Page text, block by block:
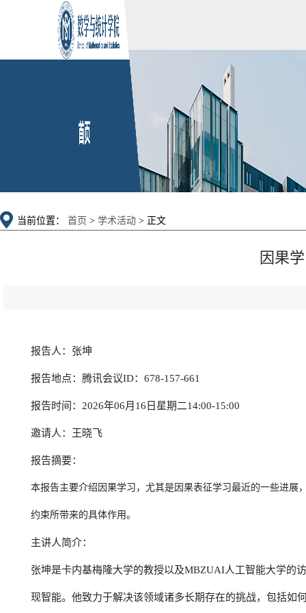
当前位置： 首页 > 学术活动 > 正文
因果
报告人：张坤
报告地点：腾讯会议ID：678-157-661
报告时间：2026年06月16日星期二14:00-15:00
邀请人：王晓飞
报告摘要：
本报告主要介绍因果学习，尤其是因果表征学习最近的一些进
约束所带来的具体作用。
主讲人简介：
张坤是卡内基梅隆大学的教授以及MBZUAI人工智能大学的
现智能。他致力于解决该领域诸多长期存在的挑战，包括如